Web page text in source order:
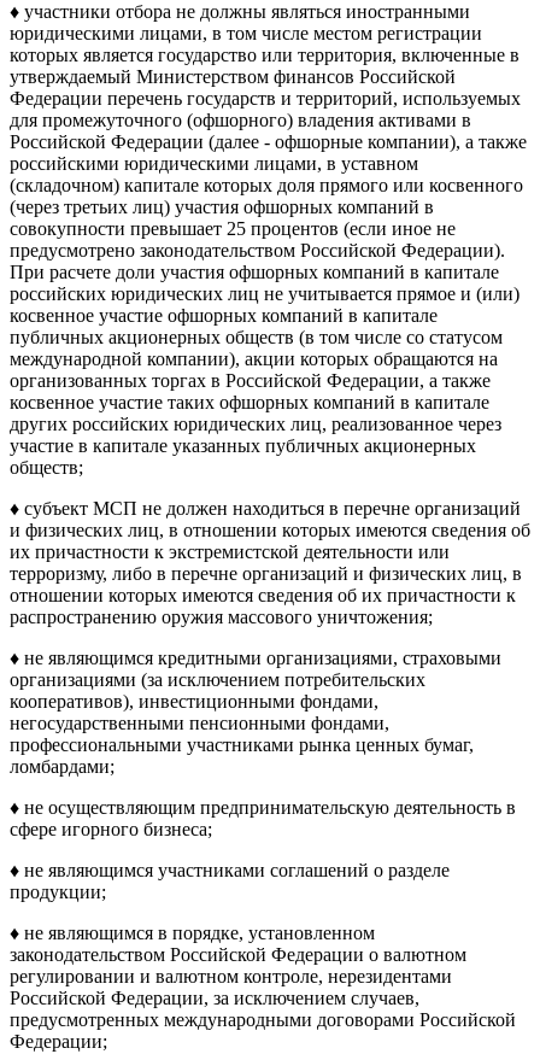
♦ участники отбора не должны являться иностранными
юридическими лицами, в том числе местом регистрации
которых является государство или территория, включенные в
утверждаемый Министерством финансов Российской
Федерации перечень государств и территорий, используемых
для промежуточного (офшорного) владения активами в
Российской Федерации (далее - офшорные компании), а также
российскими юридическими лицами, в уставном
(складочном) капитале которых доля прямого или косвенного
(через третьих лиц) участия офшорных компаний в
совокупности превышает 25 процентов (если иное не
предусмотрено законодательством Российской Федерации).
При расчете доли участия офшорных компаний в капитале
российских юридических лиц не учитывается прямое и (или)
косвенное участие офшорных компаний в капитале
публичных акционерных обществ (в том числе со статусом
международной компании), акции которых обращаются на
организованных торгах в Российской Федерации, а также
косвенное участие таких офшорных компаний в капитале
других российских юридических лиц, реализованное через
участие в капитале указанных публичных акционерных
обществ;
♦ субъект МСП не должен находиться в перечне организаций
и физических лиц, в отношении которых имеются сведения об
их причастности к экстремистской деятельности или
терроризму, либо в перечне организаций и физических лиц, в
отношении которых имеются сведения об их причастности к
распространению оружия массового уничтожения;
♦ не являющимся кредитными организациями, страховыми
организациями (за исключением потребительских
кооперативов), инвестиционными фондами,
негосударственными пенсионными фондами,
профессиональными участниками рынка ценных бумаг,
ломбардами;
♦ не осуществляющим предпринимательскую деятельность в
сфере игорного бизнеса;
♦ не являющимся участниками соглашений о разделе
продукции;
♦ не являющимся в порядке, установленном
законодательством Российской Федерации о валютном
регулировании и валютном контроле, нерезидентами
Российской Федерации, за исключением случаев,
предусмотренных международными договорами Российской
Федерации;